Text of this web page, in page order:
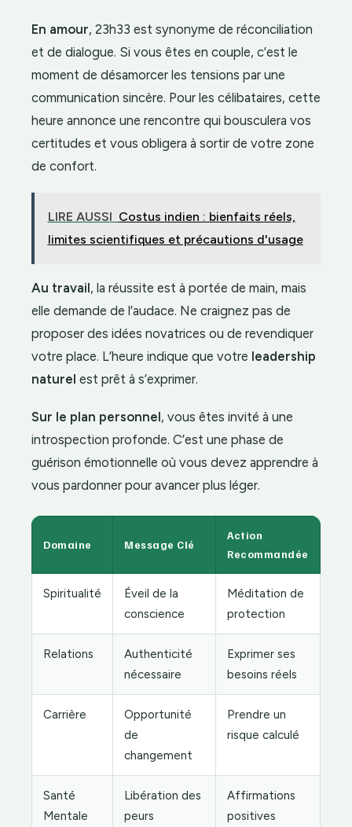
En amour, 23h33 est synonyme de réconciliation
et de dialogue. Si vous êtes en couple, c’est le
moment de désamorcer les tensions par une
communication sincère. Pour les célibataires, cette
heure annonce une rencontre qui bousculera vos
certitudes et vous obligera à sortir de votre zone
de confort.
LIRE AUSSI Costus indien : bienfaits réels,
limites scientifiques et précautions d'usage
Au travail, la réussite est à portée de main, mais
elle demande de l’audace. Ne craignez pas de
proposer des idées novatrices ou de revendiquer
votre place. L’heure indique que votre leadership
naturel est prêt à s’exprimer.
Sur le plan personnel, vous êtes invité à une
introspection profonde. C’est une phase de
guérison émotionnelle où vous devez apprendre à
vous pardonner pour avancer plus léger.
Domaine Message Clé
Action
Recommandée
Spiritualité
Éveil de la
conscience
Méditation de
protection
Relations
Authenticité
nécessaire
Exprimer ses
besoins réels
Carrière
Opportunité
de
changement
Prendre un
risque calculé
Santé
Mentale
Libération des
peurs
Affirmations
positives